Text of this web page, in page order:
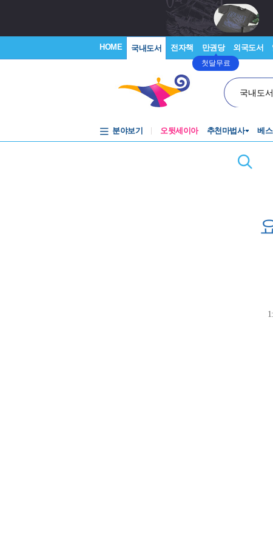
HOME 국내도서 전자책 만권당
첫달무료
외국도서
국내도서
분야보기 오뒷세이아 추천마법사 베